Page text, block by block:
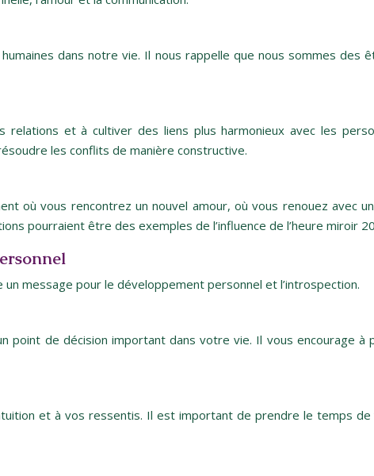
dans notre vie. Il nous rappelle que nous sommes des
relations et à cultiver des liens plus harmonieux avec les
les conflits de manière constructive.
où vous rencontrez un nouvel amour, où vous renouez avec
pourraient être des exemples de l’influence de l’heure miroir
message pour le développement personnel et l’introspection.
point de décision important dans votre vie. Il vous encourage à
et à vos ressentis. Il est important de prendre le temps